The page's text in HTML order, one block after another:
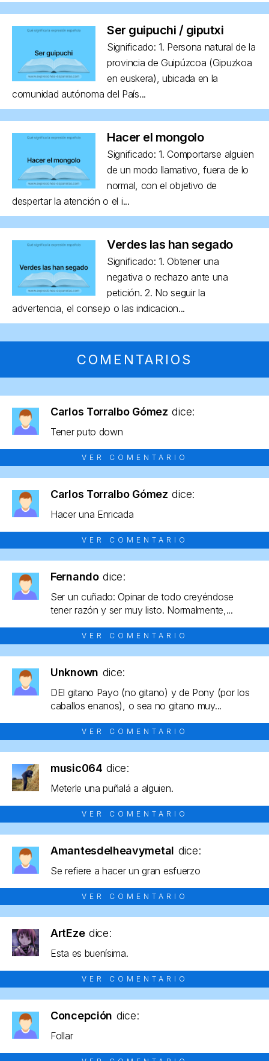
Ser guipuchi / giputxi
Significado: 1. Persona natural de la
provincia de Guipúzcoa (Gipuzkoa
en euskera), ubicada en la
comunidad autónoma del País...
Hacer el mongolo
Significado: 1. Comportarse alguien
de un modo llamativo, fuera de lo
normal, con el objetivo de
despertar la atención o el i...
Verdes las han segado
Significado: 1. Obtener una
negativa o rechazo ante una
petición. 2. No seguir la
advertencia, el consejo o las indicacion...
COMENTARIOS
Carlos Torralbo Gómez dice:
Tener puto down
VER COMENTARIO
Carlos Torralbo Gómez dice:
Hacer una Enricada
VER COMENTARIO
Fernando dice:
Ser un cuñado: Opinar de todo creyéndose
tener razón y ser muy listo. Normalmente,...
VER COMENTARIO
Unknown dice:
DEl gitano Payo (no gitano) y de Pony (por los
caballos enanos), o sea no gitano muy...
VER COMENTARIO
music064 dice:
Meterle una puñalá a alguien.
VER COMENTARIO
Amantesdelheavymetal dice:
Se refiere a hacer un gran esfuerzo
VER COMENTARIO
ArtEze dice:
Esta es buenísima.
VER COMENTARIO
Concepción dice:
Follar